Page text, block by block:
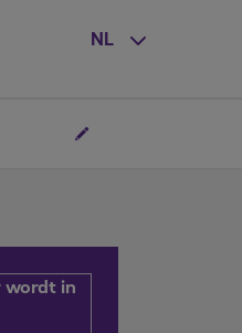
NL
wordt in